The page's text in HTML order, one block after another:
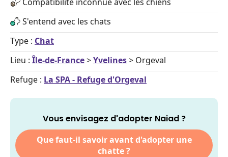
S'entend avec les chats
Type : Chat
Lieu : Île-de-France>Yvelines> Orgeval
Refuge : La SPA - Refuge d'Orgeval
Vous envisagez d'adopter Naiad ?
Que faut-il savoir avant d'adopter une
chatte ?